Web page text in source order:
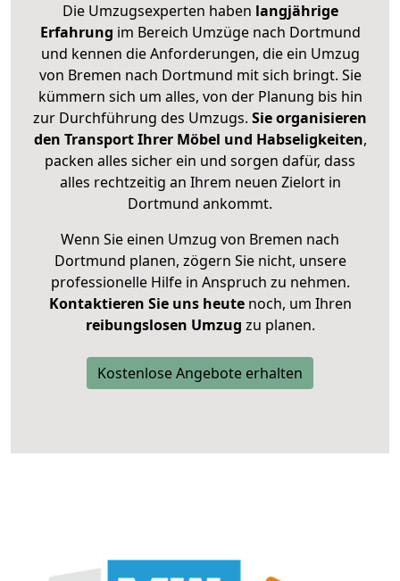
Die Umzugsexperten haben langjährige
Erfahrung im Bereich Umzüge nach Dortmund
und kennen die Anforderungen, die ein Umzug
von Bremen nach Dortmund mit sich bringt. Sie
kümmern sich um alles, von der Planung bis hin
zur Durchführung des Umzugs. Sie organisieren
den Transport Ihrer Möbel und Habseligkeiten,
packen alles sicher ein und sorgen dafür, dass
alles rechtzeitig an Ihrem neuen Zielort in
Dortmund ankommt.
Wenn Sie einen Umzug von Bremen nach
Dortmund planen, zögern Sie nicht, unsere
professionelle Hilfe in Anspruch zu nehmen.
Kontaktieren Sie uns heutenoch, um Ihren
reibungslosen Umzug zu planen.
Kostenlose Angebote erhalten